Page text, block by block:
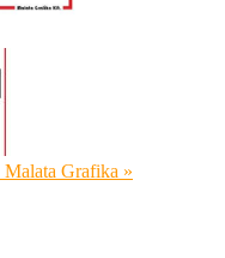
Malata Grafika »